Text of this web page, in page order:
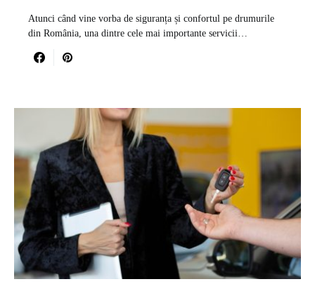
Atunci când vine vorba de siguranța și confortul pe drumurile
din România, una dintre cele mai importante servicii…